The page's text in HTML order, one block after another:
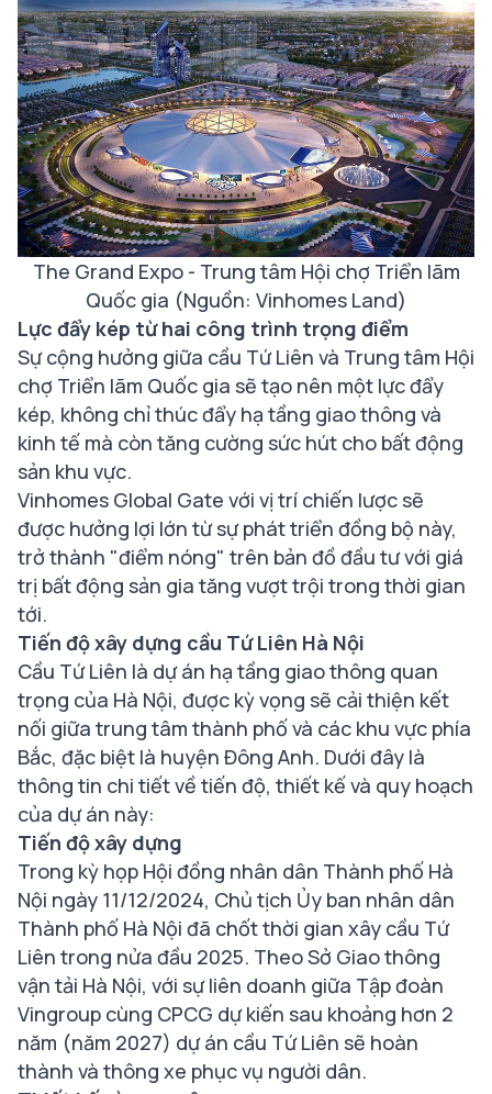
The Grand Expo - Trung tâm Hội chợ Triển lãm
Quốc gia (Nguồn: Vinhomes Land)
Lực đẩy kép từ hai công trình trọng điểm
Sự cộng hưởng giữa cầu Tứ Liên và Trung tâm Hội
chợ Triển lãm Quốc gia sẽ tạo nên một lực đẩy
kép, không chỉ thúc đẩy hạ tầng giao thông và
kinh tế mà còn tăng cường sức hút cho bất động
sản khu vực.
Vinhomes Global Gate với vị trí chiến lược sẽ
được hưởng lợi lớn từ sự phát triển đồng bộ này,
trở thành "điểm nóng" trên bản đồ đầu tư với giá
trị bất động sản gia tăng vượt trội trong thời gian
tới.
Tiến độ xây dựng cầu Tứ Liên Hà Nội
Cầu Tứ Liên là dự án hạ tầng giao thông quan
trọng của Hà Nội, được kỳ vọng sẽ cải thiện kết
nối giữa trung tâm thành phố và các khu vực phía
Bắc, đặc biệt là huyện Đông Anh. Dưới đây là
thông tin chi tiết về tiến độ, thiết kế và quy hoạch
của dự án này:
Tiến độ xây dựng
Trong kỳ họp Hội đồng nhân dân Thành phố Hà
Nội ngày 11/12/2024, Chủ tịch Ủy ban nhân dân
Thành phố Hà Nội đã chốt thời gian xây cầu Tứ
Liên trong nửa đầu 2025. Theo Sở Giao thông
vận tải Hà Nội, với sự liên doanh giữa Tập đoàn
Vingroup cùng CPCG dự kiến sau khoảng hơn 2
năm (năm 2027) dự án cầu Tứ Liên sẽ hoàn
thành và thông xe phục vụ người dân.